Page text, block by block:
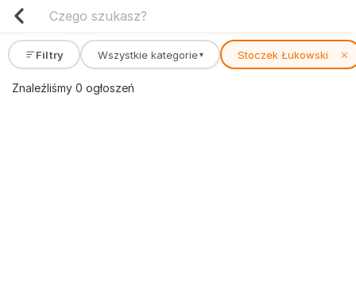
Filtry Wszystkie kategorie ▾ Stoczek Łukowski ✕
Znaleźliśmy 0 ogłoszeń